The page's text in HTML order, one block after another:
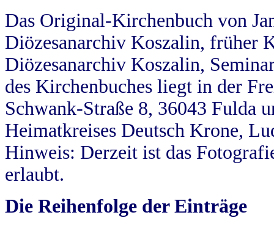
Das Original-Kirchenbuch von
Diözesanarchiv Koszalin, früher
Diözesanarchiv Koszalin,
des Kirchenbuches liegt in der
Schwank-Straße 8, 36043 Fulda
Heimatkreises Deutsch Krone,
Hinweis: Derzeit ist das
erlaubt.
Die Reihenfolge der Einträge